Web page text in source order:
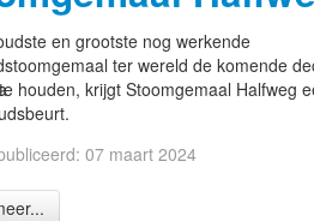
en grootste nog werkende
ter wereld de komende
houden, krijgt Stoomgemaal Halfweg
07 maart 2024